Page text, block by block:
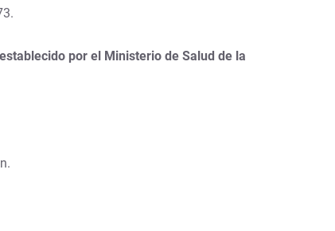
por el Ministerio de Salud de la